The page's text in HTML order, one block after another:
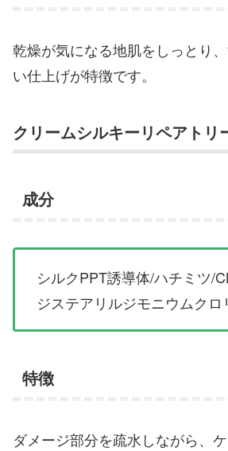
乾燥が気になる地肌をしっとり
い仕上げが特徴です。
クリームシルキーリペアトリ
成分
シルクPPT誘導体/ハチミツ/
ジステアリルジモニウムク
特徴
ダメージ部分を疏水しながら、